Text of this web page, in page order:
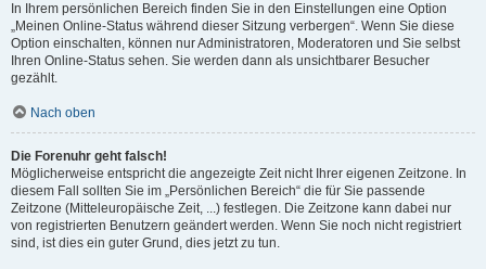
In Ihrem persönlichen Bereich finden Sie in den Einstellungen eine Option
„Meinen Online-Status während dieser Sitzung verbergen“. Wenn Sie diese
Option einschalten, können nur Administratoren, Moderatoren und Sie selbst
Ihren Online-Status sehen. Sie werden dann als unsichtbarer Besucher
gezählt.
Nach oben
Die Forenuhr geht falsch!
Möglicherweise entspricht die angezeigte Zeit nicht Ihrer eigenen Zeitzone. In
diesem Fall sollten Sie im „Persönlichen Bereich“ die für Sie passende
Zeitzone (Mitteleuropäische Zeit, ...) festlegen. Die Zeitzone kann dabei nur
von registrierten Benutzern geändert werden. Wenn Sie noch nicht registriert
sind, ist dies ein guter Grund, dies jetzt zu tun.